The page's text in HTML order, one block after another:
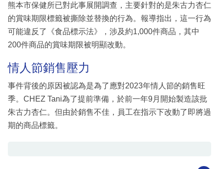
熊本市保健所已對此事展開調查，主要針對的是朱古力杏仁
的賞味期限標籤被撕除並替換的行為。報導指出，這一行為
可能違反了《食品標示法》，涉及約1,000件商品，其中
200件商品的賞味期限被明顯改動。
情人節銷售壓力
事件背後的原因被認為是為了應對2023年情人節的銷售旺
季。CHEZ Tani為了提前準備，於前一年9月開始製造該批
朱古力杏仁。但由於銷售不佳，員工在指示下改動了即將過
期的商品標籤。